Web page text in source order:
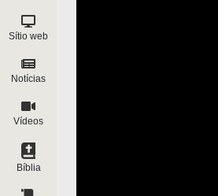
Sítio web
Notícias
Vídeos
Bíblia